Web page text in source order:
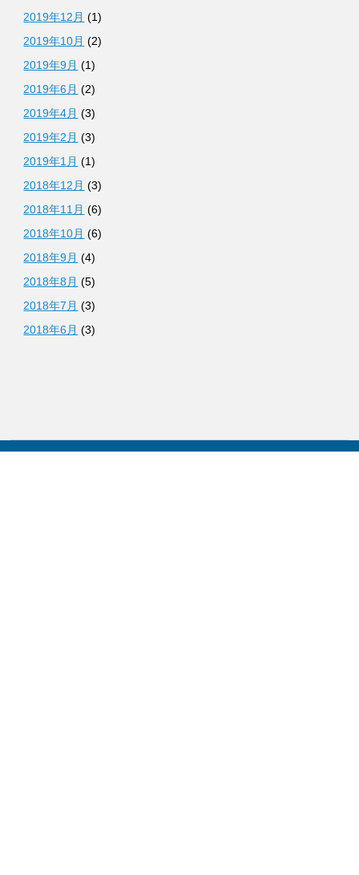
2019年12月 (1)
2019年10月 (2)
2019年9月 (1)
2019年6月 (2)
2019年4月 (3)
2019年2月 (3)
2019年1月 (1)
2018年12月 (3)
2018年11月 (6)
2018年10月 (6)
2018年9月 (4)
2018年8月 (5)
2018年7月 (3)
2018年6月 (3)